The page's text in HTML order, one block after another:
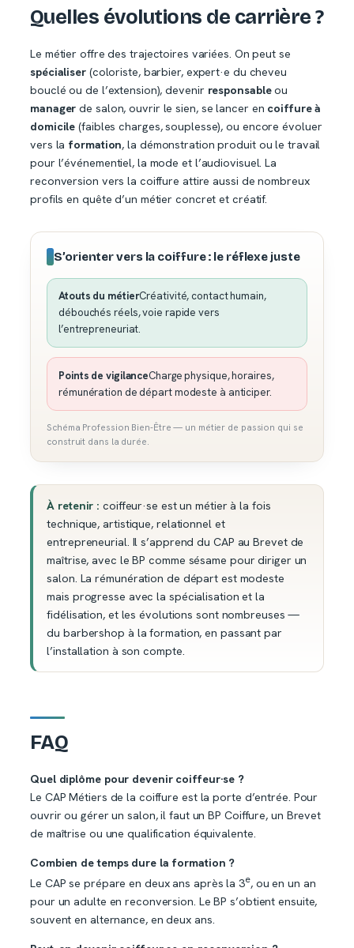
Quelles évolutions de carrière ?
Le métier offre des trajectoires variées. On peut se
spécialiser(coloriste, barbier, expert·e du cheveu
bouclé ou de l’extension), devenir responsableou
manager de salon, ouvrir le sien, se lancer en coiffure à
domicile (faibles charges, souplesse), ou encore évoluer
vers la formation, la démonstration produit ou le travail
pour l’événementiel, la mode et l’audiovisuel. La
reconversion vers la coiffure attire aussi de nombreux
profils en quête d’un métier concret et créatif.
S’orienter vers la coiffure : le réflexe juste
Atouts du métierCréativité, contact humain,
débouchés réels, voie rapide vers
l’entrepreneuriat.
Points de vigilanceCharge physique, horaires,
rémunération de départ modeste à anticiper.
Schéma Profession Bien-Être — un métier de passion qui se
construit dans la durée.
À retenir : coiffeur·se est un métier à la fois
technique, artistique, relationnel et
entrepreneurial. Il s’apprend du CAP au Brevet de
maîtrise, avec le BP comme sésame pour diriger un
salon. La rémunération de départ est modeste
mais progresse avec la spécialisation et la
fidélisation, et les évolutions sont nombreuses —
du barbershop à la formation, en passant par
l’installation à son compte.
FAQ
Quel diplôme pour devenir coiffeur·se ?
Le CAP Métiers de la coiffure est la porte d’entrée. Pour
ouvrir ou gérer un salon, il faut un BP Coiffure, un Brevet
de maîtrise ou une qualification équivalente.
Combien de temps dure la formation ?
Le CAP se prépare en deux ans après la 3e, ou en un an
pour un adulte en reconversion. Le BP s’obtient ensuite,
souvent en alternance, en deux ans.